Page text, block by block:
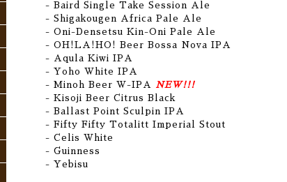
- Baird Single Take Session Ale
- Shigakougen Africa Pale Ale
- Oni-Densetsu Kin-Oni Pale Ale
- OH!LA!HO! Beer Bossa Nova IPA
- Aqula Kiwi IPA
- Yoho White IPA
- Minoh Beer W-IPA
NEW!!!
- Kisoji Beer Citrus Black
- Ballast Point Sculpin IPA
- Fifty Fifty Totalitt Imperial Stout
- Celis White
- Guinness
- Yebisu